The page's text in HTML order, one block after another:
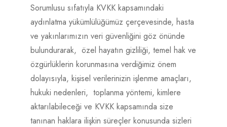
Sorumlusu sıfatıyla KVKK kapsamındaki
aydınlatma yükümlülüğümüz çerçevesinde, hasta
ve yakınlarımızın veri güvenliğini göz önünde
bulundurarak, özel hayatın gizliliği, temel hak ve
özgürlüklerin korunmasına verdiğimiz önem
dolayısıyla, kişisel verilerinizin işlenme amaçları,
hukuki nedenleri, toplanma yöntemi, kimlere
aktarılabileceği ve KVKK kapsamında size
tanınan haklara ilişkin süreçler konusunda sizleri